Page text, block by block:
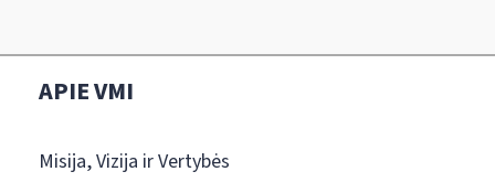
APIE VMI
Misija, Vizija ir Vertybės